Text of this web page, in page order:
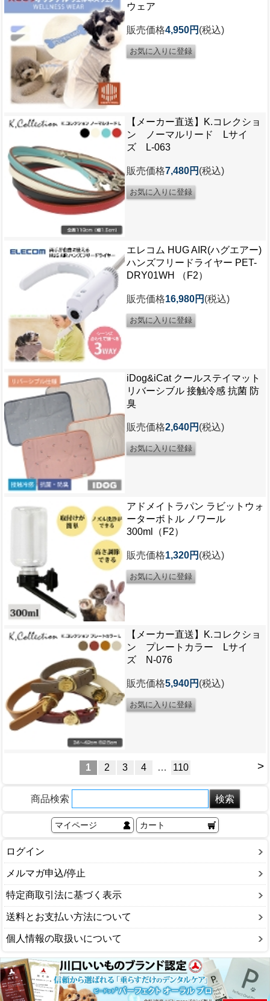
ウェア
販売価格4,950円 (税込)
【メーカー直送】K.コレクショ
ン ノーマルリード Lサイ
ズ L-063
販売価格7,480円 (税込)
エレコム HUG AIR(ハグエアー)
ハンズフリードライヤー PET-
DRY01WH （F2）
販売価格16,980円 (税込)
iDog&iCat クールステイマット
リバーシブル 接触冷感 抗菌 防
臭
販売価格2,640円 (税込)
アドメイトラパン ラビットウォ
ーターボトル ノワール
300ml（F2）
販売価格1,320円 (税込)
【メーカー直送】K.コレクショ
ン プレートカラー Lサイ
ズ N-076
販売価格5,940円 (税込)
>
1 2 3 4 … 110
商品検索
マイページ カート
ログイン
メルマガ申込/停止
特定商取引法に基づく表示
送料とお支払い方法について
個人情報の取扱いについて